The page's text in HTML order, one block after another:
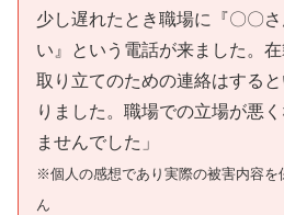
少し遅れたとき職場に『〇〇
い』という電話が来ました。
取り立てのための連絡はする
りました。職場での立場が悪
ませんでした」
※個人の感想であり実際の被害内容を
ん